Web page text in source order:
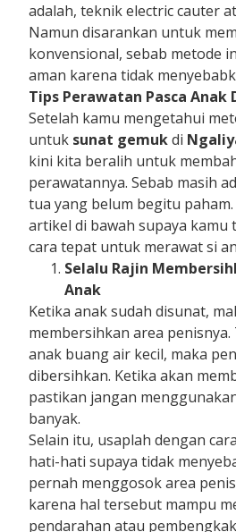
adalah, teknik electric cauter
Namun disarankan untuk
konvensional, sebab metode
aman karena tidak
Tips Perawatan Pasca Anak
Setelah kamu mengetahui
untuk sunat gemukdi
kini kita beralih untuk
perawatannya. Sebab masih
tua yang belum begitu
artikel di bawah supaya kamu
cara tepat untuk merawat si
Selalu Rajin
Anak
Ketika anak sudah disunat,
membersihkan area
anak buang air kecil, maka
dibersihkan. Ketika akan
pastikan jangan
banyak.
Selain itu, usaplah dengan
hati-hati supaya tidak
pernah menggosok area
karena hal tersebut mampu
pendarahan atau